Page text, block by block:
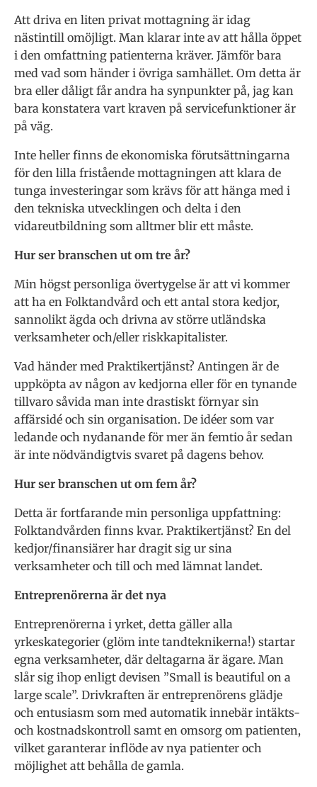
Att driva en liten privat mottagning är idag
nästintill omöjligt. Man klarar inte av att hålla öppet
i den omfattning patienterna kräver. Jämför bara
med vad som händer i övriga samhället. Om detta är
bra eller dåligt får andra ha synpunkter på, jag kan
bara konstatera vart kraven på servicefunktioner är
på väg.
Inte heller finns de ekonomiska förutsättningarna
för den lilla fristående mottagningen att klara de
tunga investeringar som krävs för att hänga med i
den tekniska utvecklingen och delta i den
vidareutbildning som alltmer blir ett måste.
Hur ser branschen ut om tre år?
Min högst personliga övertygelse är att vi kommer
att ha en Folktandvård och ett antal stora kedjor,
sannolikt ägda och drivna av större utländska
verksamheter och/eller riskkapitalister.
Vad händer med Praktikertjänst? Antingen är de
uppköpta av någon av kedjorna eller för en tynande
tillvaro såvida man inte drastiskt förnyar sin
affärsidé och sin organisation. De idéer som var
ledande och nydanande för mer än femtio år sedan
är inte nödvändigtvis svaret på dagens behov.
Hur ser branschen ut om fem år?
Detta är fortfarande min personliga uppfattning:
Folktandvården finns kvar. Praktikertjänst? En del
kedjor/finansiärer har dragit sig ur sina
verksamheter och till och med lämnat landet.
Entreprenörerna är det nya
Entreprenörerna i yrket, detta gäller alla
yrkeskategorier (glöm inte tandteknikerna!) startar
egna verksamheter, där deltagarna är ägare. Man
slår sig ihop enligt devisen ”Small is beautiful on a
large scale”. Drivkraften är entreprenörens glädje
och entusiasm som med automatik innebär intäkts-
och kostnadskontroll samt en omsorg om patienten,
vilket garanterar inflöde av nya patienter och
möjlighet att behålla de gamla.